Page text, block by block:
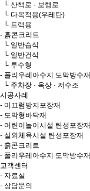
└ 산책로 · 보행로
└ 다목적용(우레탄)
└ 트랙용
- 흙콘크리트
└ 일반습식
└ 일반건식
└ 투수형
- 폴리우레아수지 도막방수재
└ 주차장 · 옥상 · 저수조
시공사례
- 미끄럼방지포장재
- 도막형바닥재
- 어린이놀이시설 탄성포장재
- 실외체육시설 탄성포장재
- 흙콘크리트
- 폴리우레아수지 도막방수재
고객센터
- 자료실
- 상담문의